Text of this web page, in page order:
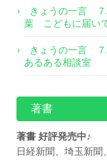
きょうの一言
葉 こどもに届い
きょうの一言
あるある相談室
著書
著書 好評発売中♪
日経新聞、埼玉新聞